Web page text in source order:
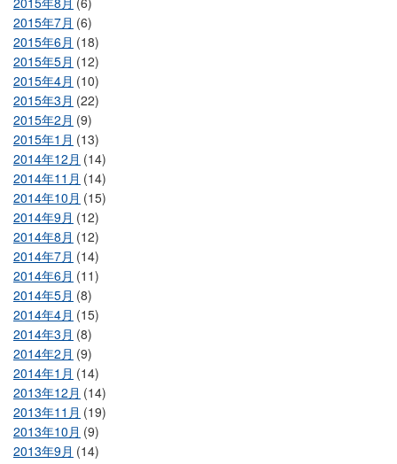
2015年7月 (6)
2015年6月 (18)
2015年5月 (12)
2015年4月 (10)
2015年3月 (22)
2015年2月 (9)
2015年1月 (13)
2014年12月 (14)
2014年11月 (14)
2014年10月 (15)
2014年9月 (12)
2014年8月 (12)
2014年7月 (14)
2014年6月 (11)
2014年5月 (8)
2014年4月 (15)
2014年3月 (8)
2014年2月 (9)
2014年1月 (14)
2013年12月 (14)
2013年11月 (19)
2013年10月 (9)
2013年9月 (14)